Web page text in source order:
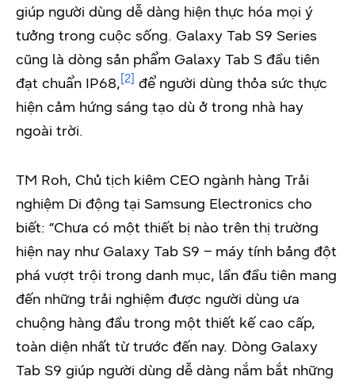
giúp người dùng dễ dàng hiện thực hóa mọi ý
tưởng trong cuộc sống. Galaxy Tab S9 Series
cũng là dòng sản phẩm Galaxy Tab S đầu tiên
đạt chuẩn IP68, [2] để người dùng thỏa sức thực
hiện cảm hứng sáng tạo dù ở trong nhà hay
ngoài trời.
TM Roh, Chủ tịch kiêm CEO ngành hàng Trải
nghiệm Di động tại Samsung Electronics cho
biết: “Chưa có một thiết bị nào trên thị trường
hiện nay như Galaxy Tab S9 – máy tính bảng đột
phá vượt trội trong danh mục, lần đầu tiên mang
đến những trải nghiệm được người dùng ưa
chuộng hàng đầu trong một thiết kế cao cấp,
toàn diện nhất từ trước đến nay. Dòng Galaxy
Tab S9 giúp người dùng dễ dàng nắm bắt những